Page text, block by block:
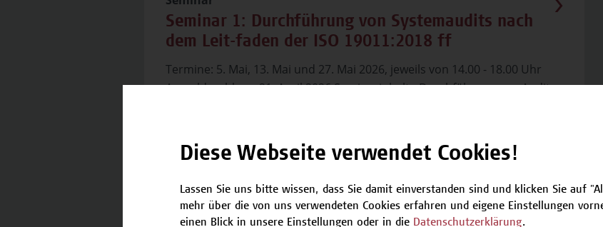
Seminar 1: Durchführung von Systemaudits nach
dem Leit-faden der ISO 19011:2018 ff
Termine: 5. Mai, 13. Mai und 27. Mai 2026, jeweils von 14.00 - 18.00 Uhr
Anmeldeschluss: 21. April 2026 Seminarinhalte Durchführung von Audits
Konformität, Nicht-KonformitätAuditschlussfolgerungenPlanung und
Durchführung von Korrektur-...
Diese Webseite verwendet Cookies!
Lassen Sie uns bitte wissen, dass Sie damit einverstanden sind und klicken Sie auf
mehr über die von uns verwendeten Cookies erfahren und eigene Einstellungen
einen Blick in unsere Einstellungen oder in die Datenschutzerklärung.